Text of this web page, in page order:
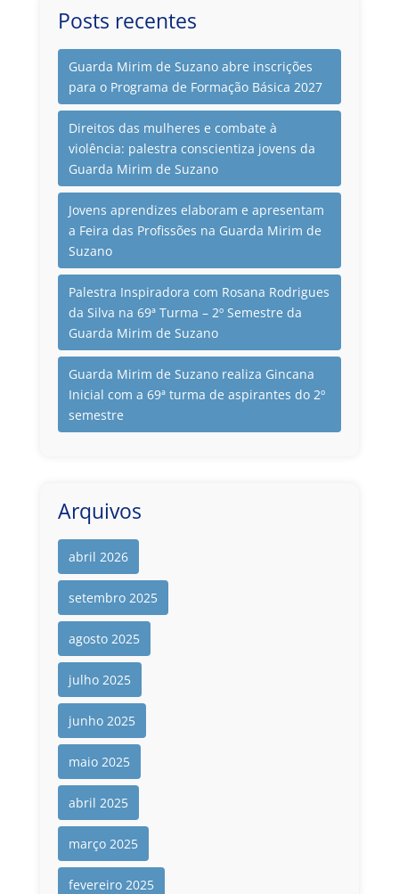
Posts recentes
Guarda Mirim de Suzano abre inscrições
para o Programa de Formação Básica 2027
Direitos das mulheres e combate à
violência: palestra conscientiza jovens da
Guarda Mirim de Suzano
Jovens aprendizes elaboram e apresentam
a Feira das Profissões na Guarda Mirim de
Suzano
Palestra Inspiradora com Rosana Rodrigues
da Silva na 69ª Turma – 2º Semestre da
Guarda Mirim de Suzano
Guarda Mirim de Suzano realiza Gincana
Inicial com a 69ª turma de aspirantes do 2º
semestre
Arquivos
abril 2026
setembro 2025
agosto 2025
julho 2025
junho 2025
maio 2025
abril 2025
março 2025
fevereiro 2025